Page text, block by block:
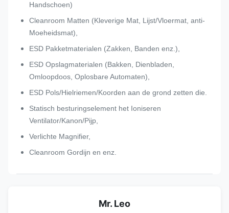
Handschoen)
Cleanroom Matten (Kleverige Mat, Lijst/Vloermat, anti-
Moeheidsmat),
ESD Pakketmaterialen (Zakken, Banden enz.),
ESD Opslagmaterialen (Bakken, Dienbladen,
Omloopdoos, Oplosbare Automaten),
ESD Pols/Hielriemen/Koorden aan de grond zetten die.
Statisch besturingselement het Ioniseren
Ventilator/Kanon/Pijp,
Verlichte Magnifier,
Cleanroom Gordijn en enz.
Mr. Leo